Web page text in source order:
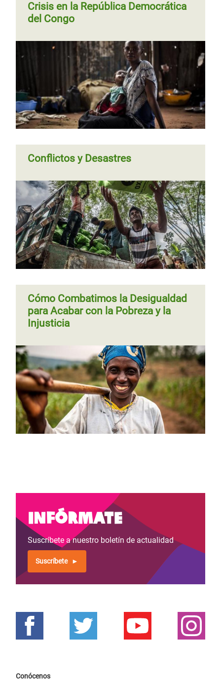
Crisis en la República Democrática
del Congo
Conflictos y Desastres
Cómo Combatimos la Desigualdad
para Acabar con la Pobreza y la
Injusticia
Infórmate
Suscríbete a nuestro boletín de actualidad
Suscríbete
Conócenos